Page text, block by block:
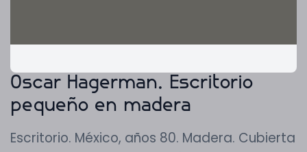
Oscar Hagerman. Escritorio
pequeño en madera
Escritorio. México, años 80. Madera. Cubierta